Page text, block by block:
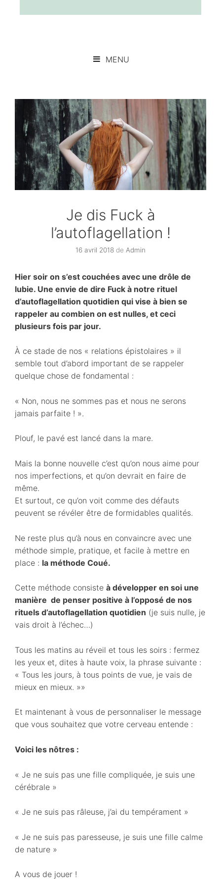
MENU
Je dis Fuck à
l’autoflagellation !
16 avril 2018 de Admin
Hier soir on s’est couchées avec une drôle de
lubie. Une envie de dire Fuck à notre rituel
d’autoflagellation quotidien qui vise à bien se
rappeler au combien on est nulles, et ceci
plusieurs fois par jour.
À ce stade de nos « relations épistolaires » il
semble tout d’abord important de se rappeler
quelque chose de fondamental :
« Non, nous ne sommes pas et nous ne serons
jamais parfaite ! ».
Plouf, le pavé est lancé dans la mare.
Mais la bonne nouvelle c’est qu’on nous aime pour
nos imperfections, et qu’on devrait en faire de
même.
Et surtout, ce qu’on voit comme des défauts
peuvent se révéler être de formidables qualités.
Ne reste plus qu’à nous en convaincre avec une
méthode simple, pratique, et facile à mettre en
place : la méthode Coué.
Cette méthode consiste à développer en soi une
manière de penser positive à l’opposé de nos
rituels d’autoflagellation quotidien (je suis nulle, je
vais droit à l’échec…)
Tous les matins au réveil et tous les soirs : fermez
les yeux et, dites à haute voix, la phrase suivante :
« Tous les jours, à tous points de vue, je vais de
mieux en mieux. »»
Et maintenant à vous de personnaliser le message
que vous souhaitez que votre cerveau entende :
Voici les nôtres :
« Je ne suis pas une fille compliquée, je suis une
cérébrale »
« Je ne suis pas râleuse, j’ai du tempérament »
« Je ne suis pas paresseuse, je suis une fille calme
de nature »
A vous de jouer !